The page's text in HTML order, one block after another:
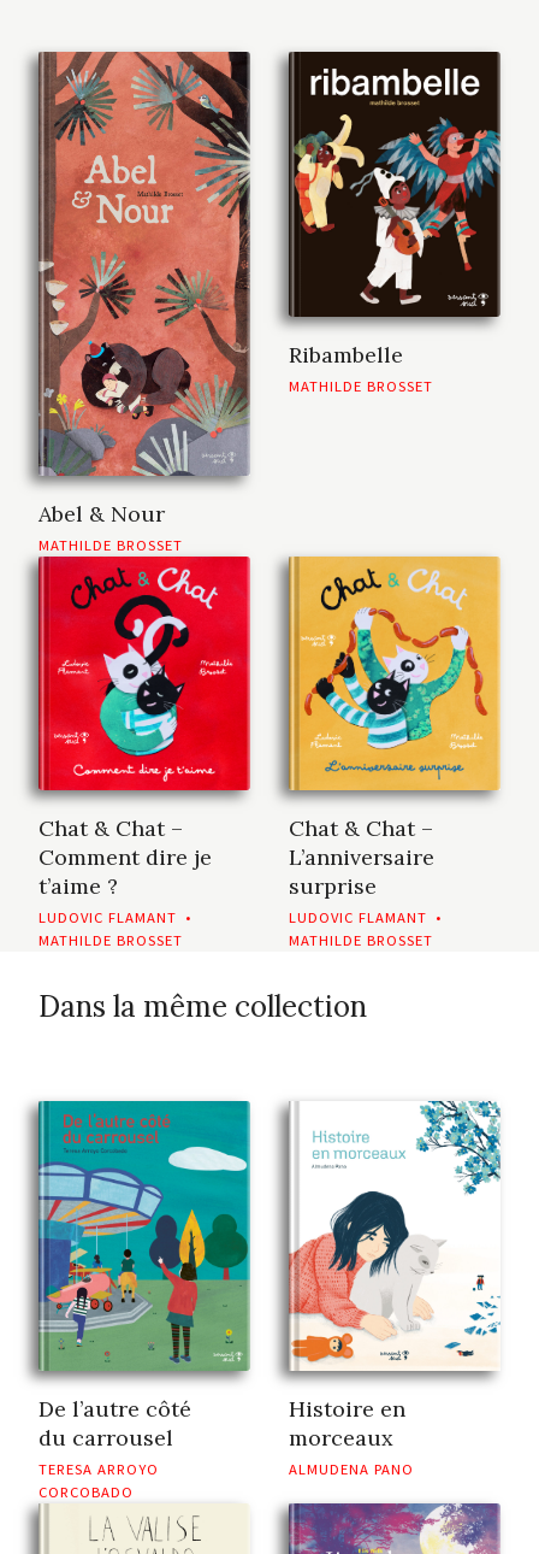
Abel & Nour
MATHILDE BROSSET
Ribambelle
MATHILDE BROSSET
Chat & Chat –
Comment dire je
t’aime ?
LUDOVIC FLAMANT •
MATHILDE BROSSET
Chat & Chat –
L’anniversaire
surprise
LUDOVIC FLAMANT •
MATHILDE BROSSET
Dans la même collection
De l’autre côté
du carrousel
TERESA ARROYO
CORCOBADO
Histoire en
morceaux
ALMUDENA PANO